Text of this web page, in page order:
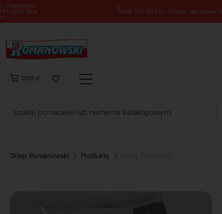
89 762 00 69 - Pomoc zakupowa 7:00 - 16:00
0,00 zł
Sklep Romanowski Produkty